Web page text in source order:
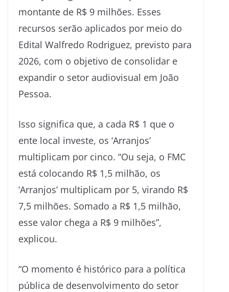
montante de R$ 9 milhões. Esses
recursos serão aplicados por meio do
Edital Walfredo Rodriguez, previsto para
2026, com o objetivo de consolidar e
expandir o setor audiovisual em João
Pessoa.
Isso significa que, a cada R$ 1 que o
ente local investe, os ‘Arranjos’
multiplicam por cinco. “Ou seja, o FMC
está colocando R$ 1,5 milhão, os
‘Arranjos’ multiplicam por 5, virando R$
7,5 milhões. Somado a R$ 1,5 milhão,
esse valor chega a R$ 9 milhões”,
explicou.
“O momento é histórico para a política
pública de desenvolvimento do setor